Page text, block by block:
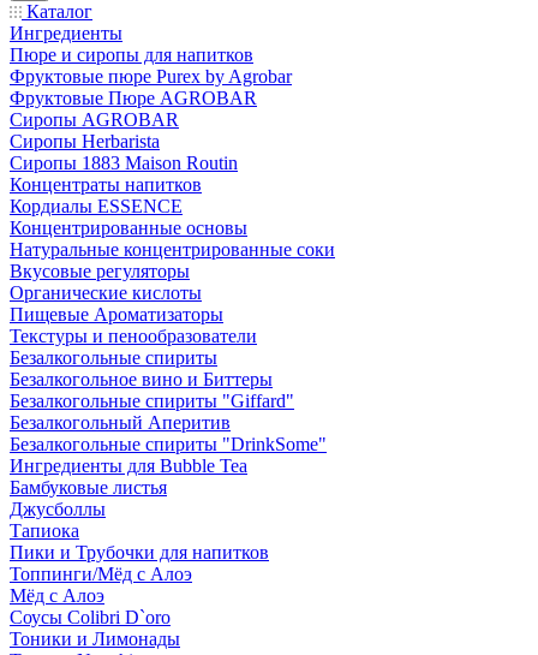
Каталог
Ингредиенты
Пюре и сиропы для напитков
Фруктовые пюре Purex by Agrobar
Фруктовые Пюре AGROBAR
Сиропы AGROBAR
Сиропы Herbarista
Сиропы 1883 Maison Routin
Концентраты напитков
Кордиалы ESSENCE
Концентрированные основы
Натуральные концентрированные соки
Вкусовые регуляторы
Органические кислоты
Пищевые Ароматизаторы
Текстуры и пенообразователи
Безалкогольные спириты
Безалкогольное вино и Биттеры
Безалкогольные спириты "Giffard"
Безалкогольный Аперитив
Безалкогольные спириты "DrinkSome"
Ингредиенты для Bubble Tea
Бамбуковые листья
Джусболлы
Тапиока
Пики и Трубочки для напитков
Топпинги/Мёд с Алоэ
Мёд с Алоэ
Соусы Colibri D`oro
Тоники и Лимонады